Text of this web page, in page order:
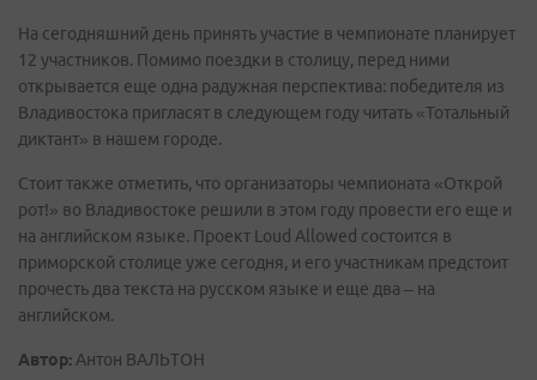
На сегодняшний день принять участие в чемпионате планирует
12 участников. Помимо поездки в столицу, перед ними
открывается еще одна радужная перспектива: победителя из
Владивостока пригласят в следующем году читать «Тотальный
диктант» в нашем городе.
Стоит также отметить, что организаторы чемпионата «Открой
рот!» во Владивостоке решили в этом году провести его еще и
на английском языке. Проект Loud Allowed состоится в
приморской столице уже сегодня, и его участникам предстоит
прочесть два текста на русском языке и еще два – на
английском.
Автор: Антон ВАЛЬТОН